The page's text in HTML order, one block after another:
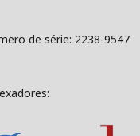
de série: 2238-9547